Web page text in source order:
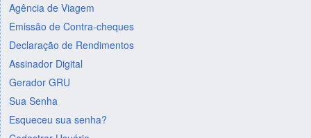
Agência de Viagem
Emissão de Contra-cheques
Declaração de Rendimentos
Assinador Digital
Gerador GRU
Sua Senha
Esqueceu sua senha?